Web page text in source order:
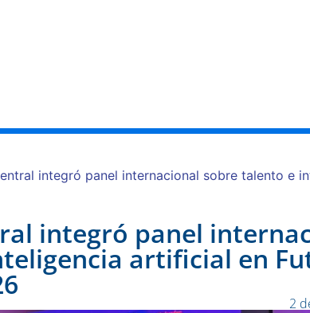
integró panel internacional sobre talento e
integró panel
artificial en
2